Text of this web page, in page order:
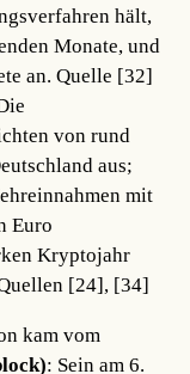
hält,
Monate, und
an.Quelle [32]
von rund
aus;
mit
Euro
Kryptojahr
[24], [34]
kam vom
: Sein am 6.